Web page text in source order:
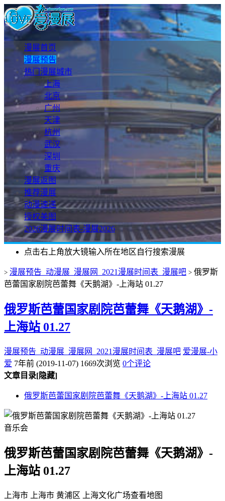
漫展首页
漫展预告
热门漫展城市
上海
北京
广州
天津
杭州
武汉
深圳
重庆
漫展返图
推荐漫展
动漫速递
授权美图
2026漫展时间表-漫展2026
点击右上角放大镜输入所在地区自行搜索漫展
> 漫展预告_动漫展_漫展网_2021漫展时间表_漫展吧 > 俄罗斯
芭蕾国家剧院芭蕾舞《天鹅湖》-上海站 01.27
俄罗斯芭蕾国家剧院芭蕾舞《天鹅湖》-
上海站 01.27
漫展预告_动漫展_漫展网_2021漫展时间表_漫展吧 爱漫展-小
爱 7年前 (2019-11-07) 1669次浏览 0个评论
文章目录[隐藏]
俄罗斯芭蕾国家剧院芭蕾舞《天鹅湖》-上海站 01.27
音乐会
俄罗斯芭蕾国家剧院芭蕾舞《天鹅湖》-
上海站 01.27
上海市 上海市 黄浦区 上海文化广场查看地图